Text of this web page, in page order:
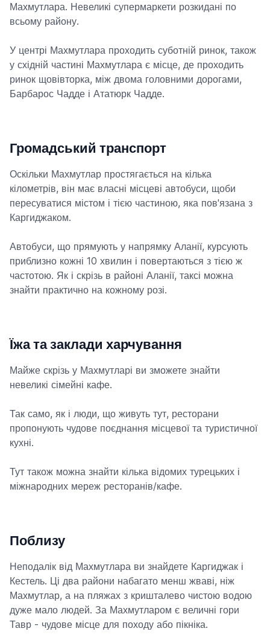
Махмутлара. Невеликі супермаркети розкидані по
всьому району.
У центрі Махмутлара проходить суботній ринок, також
у східній частині Махмутлара є місце, де проходить
ринок щовівторка, між двома головними дорогами,
Барбарос Чадде і Ататюрк Чадде.
Громадський транспорт
Оскільки Махмутлар простягається на кілька
кілометрів, він має власні місцеві автобуси, щоби
пересуватися містом і тією частиною, яка пов'язана з
Каргиджаком.
Автобуси, що прямують у напрямку Аланії, курсують
приблизно кожні 10 хвилин і повертаються з тією ж
частотою. Як і скрізь в районі Аланії, таксі можна
знайти практично на кожному розі.
Їжа та заклади харчування
Майже скрізь у Махмутларі ви зможете знайти
невеликі сімейні кафе.
Так само, як і люди, що живуть тут, ресторани
пропонують чудове поєднання місцевої та туристичної
кухні.
Тут також можна знайти кілька відомих турецьких і
міжнародних мереж ресторанів/кафе.
Поблизу
Неподалік від Махмутлара ви знайдете Каргиджак і
Кестель. Ці два райони набагато менш жваві, ніж
Махмутлар, а на пляжах з кришталево чистою водою
дуже мало людей. За Махмутларом є величні гори
Тавр - чудове місце для походу або пікніка.